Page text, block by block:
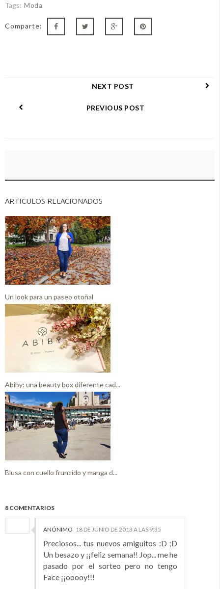
Tags: Moda
Comparte:
NEXT POST
PREVIOUS POST
ARTICULOS RELACIONADOS
Un look para un paseo otoñal
Abiby: una beauty box diferente cad...
Blusa con cuello fruncido y manga d...
8 COMENTARIOS
ANÓNIMO 18 DE JUNIO DE 2013 A LAS 9:35
Preciosos... tus nuevos amiguitos :D ;D
Un besazo y ¡¡feliz semana!! Jop... me he
pasado por el sorteo pero no tengo
Face ¡¡ooooy!!!